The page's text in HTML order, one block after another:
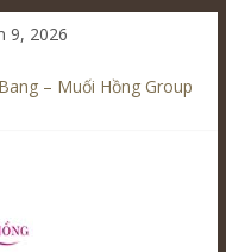
9, 2026
– Muối Hồng Group
Hình Spa – Muối
Đà Nẵng Muối Hồng
Doanh Chuẩn Sao –